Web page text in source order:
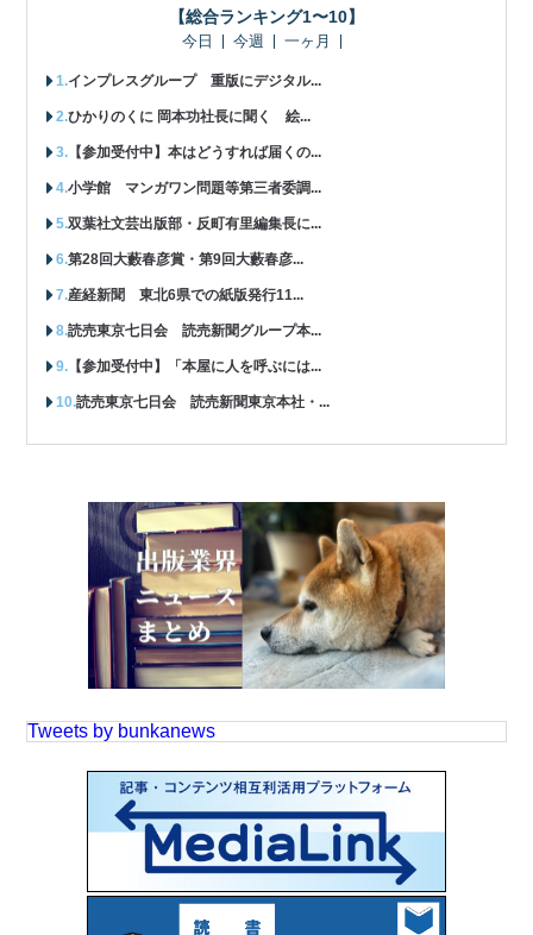
【総合ランキング1〜10】
今日 今週 一ヶ月
インプレスグループ 重版にデジタル...
ひかりのくに 岡本功社長に聞く 絵...
【参加受付中】本はどうすれば届くの...
小学館 マンガワン問題等第三者委調...
双葉社文芸出版部・反町有里編集長に...
第28回大藪春彦賞・第9回大藪春彦...
産経新聞 東北6県での紙版発行11...
読売東京七日会 読売新聞グループ本...
【参加受付中】「本屋に人を呼ぶには...
読売東京七日会 読売新聞東京本社・...
Tweets by bunkanews